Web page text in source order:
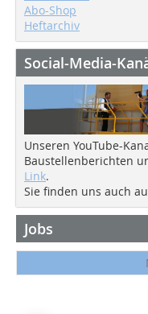
Abo-Shop
Heftarchiv
Social-Media-
Unseren YouTube-
Baustellenberichten
Link.
Sie finden uns auch
Jobs